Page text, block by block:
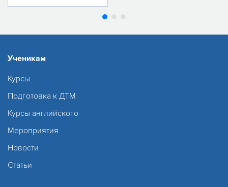
Ученикам
Курсы
Подготовка к ДТМ
Курсы английского
Мероприятия
Новости
Статьи